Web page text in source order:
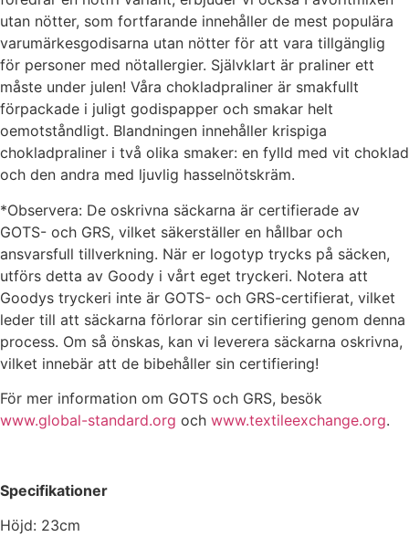
utan nötter, som fortfarande innehåller de mest populära
varumärkesgodisarna utan nötter för att vara tillgänglig
för personer med nötallergier. Självklart är praliner ett
måste under julen! Våra chokladpraliner är smakfullt
förpackade i juligt godispapper och smakar helt
oemotståndligt. Blandningen innehåller krispiga
chokladpraliner i två olika smaker: en fylld med vit choklad
och den andra med ljuvlig hasselnötskräm.
*Observera: De oskrivna säckarna är certifierade av
GOTS- och GRS, vilket säkerställer en hållbar och
ansvarsfull tillverkning. När er logotyp trycks på säcken,
utförs detta av Goody i vårt eget tryckeri. Notera att
Goodys tryckeri inte är GOTS- och GRS-certifierat, vilket
leder till att säckarna förlorar sin certifiering genom denna
process. Om så önskas, kan vi leverera säckarna oskrivna,
vilket innebär att de bibehåller sin certifiering!
För mer information om GOTS och GRS, besök
www.global-standard.org och www.textileexchange.org.
Specifikationer
Höjd: 23cm